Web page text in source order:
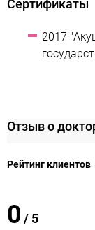
Сертификаты
2017
Отзыв о
Рейтинг клиентов
0 / 5